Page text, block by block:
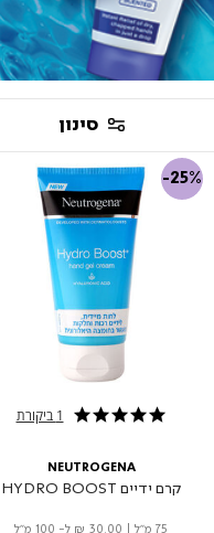
סינון
5.0 star rating 1 ביקורת
-25%
NEUTROGENA
קרם ידיים HYDRO BOOST
75 מ"ל ₪ 30.00 ל- 100 מ"ל